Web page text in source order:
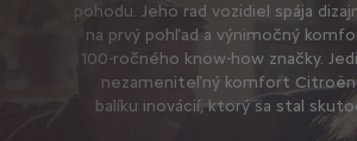
pohodu. Jeho rad vozidiel spája
na prvý pohľad a výnimočný
100-ročného know-how značky.
nezameniteľný komfort
balíku inovácií, ktorý sa stal